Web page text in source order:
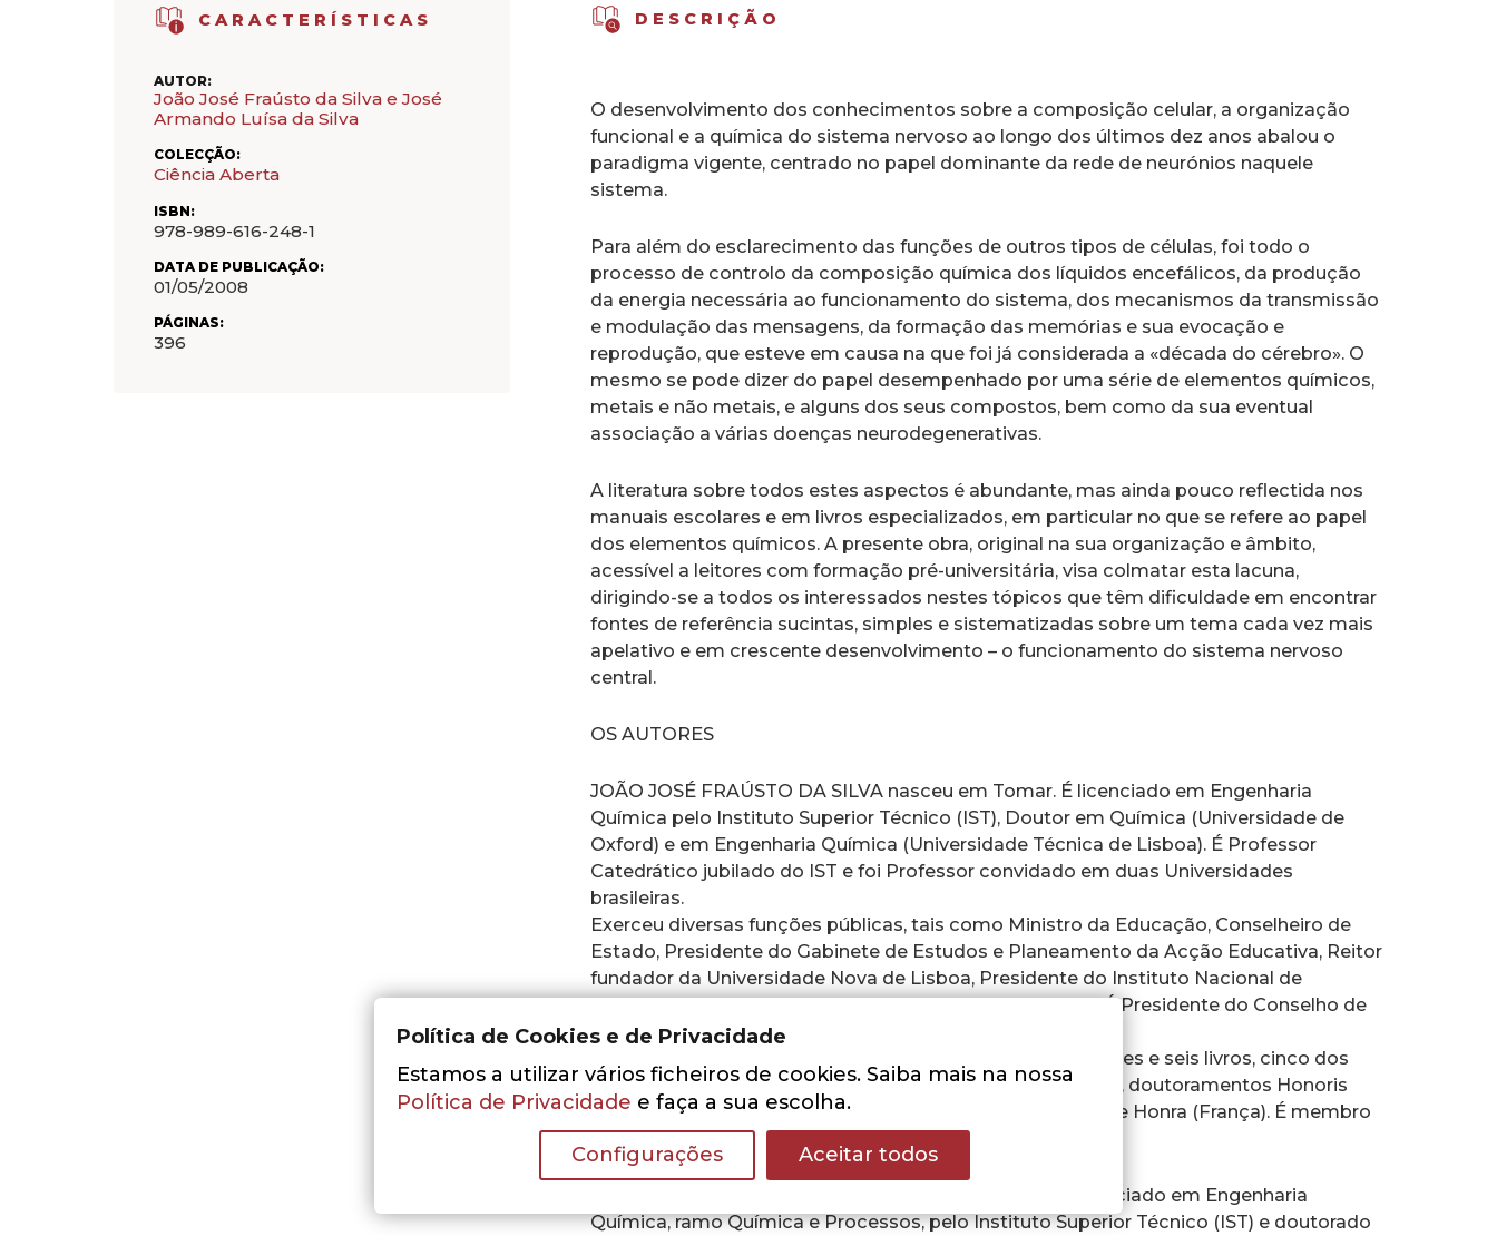
CARACTERÍSTICAS
AUTOR:
João José Fraústo da Silva e José
Armando Luísa da Silva
COLECÇÃO:
Ciência Aberta
ISBN:
978-989-616-248-1
DATA DE PUBLICAÇÃO:
01/05/2008
PÁGINAS:
396
DESCRIÇÃO
O desenvolvimento dos conhecimentos sobre a composição celular, a organização
funcional e a química do sistema nervoso ao longo dos últimos dez anos abalou o
paradigma vigente, centrado no papel dominante da rede de neurónios naquele
sistema.
Para além do esclarecimento das funções de outros tipos de células, foi todo o
processo de controlo da composição química dos líquidos encefálicos, da produção
da energia necessária ao funcionamento do sistema, dos mecanismos da transmissão
e modulação das mensagens, da formação das memórias e sua evocação e
reprodução, que esteve em causa na que foi já considerada a «década do cérebro». O
mesmo se pode dizer do papel desempenhado por uma série de elementos químicos,
metais e não metais, e alguns dos seus compostos, bem como da sua eventual
associação a várias doenças neurodegenerativas.
A literatura sobre todos estes aspectos é abundante, mas ainda pouco reflectida nos
manuais escolares e em livros especializados, em particular no que se refere ao papel
dos elementos químicos. A presente obra, original na sua organização e âmbito,
acessível a leitores com formação pré-universitária, visa colmatar esta lacuna,
dirigindo-se a todos os interessados nestes tópicos que têm dificuldade em encontrar
fontes de referência sucintas, simples e sistematizadas sobre um tema cada vez mais
apelativo e em crescente desenvolvimento – o funcionamento do sistema nervoso
central.
OS AUTORES
JOÃO JOSÉ FRAÚSTO DA SILVA nasceu em Tomar. É licenciado em Engenharia
Química pelo Instituto Superior Técnico (IST), Doutor em Química (Universidade de
Oxford) e em Engenharia Química (Universidade Técnica de Lisboa). É Professor
Catedrático jubilado do IST e foi Professor convidado em duas Universidades
brasileiras.
Exerceu diversas funções públicas, tais como Ministro da Educação, Conselheiro de
Estado, Presidente do Gabinete de Estudos e Planeamento da Acção Educativa, Reitor
fundador da Universidade Nova de Lisboa, Presidente do Instituto Nacional de
Administração e da Fundação Centro Cultural de Belém. É Presidente do Conselho de
Curadores da Fundação Oriente.
É autor de mais de duas centenas de artigos, várias patentes e seis livros, cinco dos
quais internacionais. Recebeu diversos prémios, medalhas, doutoramentos Honoris
Causa e condecorações, incluindo a de Oficial da Legião de Honra (França). É membro
efectivo da Academia das Ciências de Lisboa.
JOSÉ ARMANDO LUÍSA DA SILVA nasceu em Faro. É licenciado em Engenharia
Química, ramo Química e Processos, pelo Instituto Superior Técnico (IST) e doutorado
Política de Cookies e de Privacidade
Estamos a utilizar vários ficheiros de cookies. Saiba mais na nossa
Política de Privacidade e faça a sua escolha.
Configurações Aceitar todos